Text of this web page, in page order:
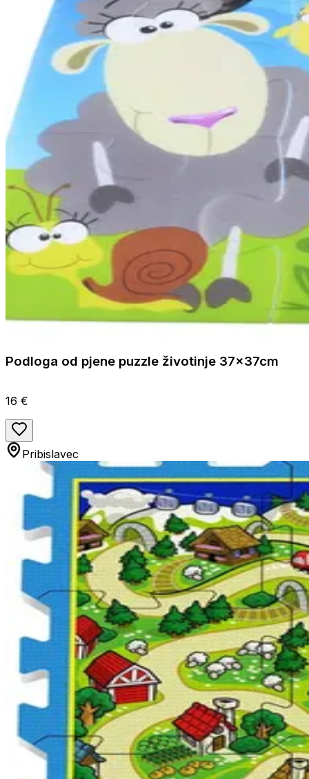
Podloga od pjene puzzle životinje 37x37cm
16 €
Pribislavec